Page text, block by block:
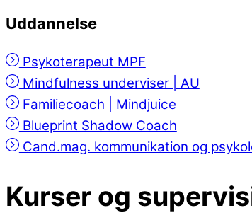
Uddannelse
Psykoterapeut MPF
Mindfulness underviser | AU
Familiecoach | Mindjuice
Blueprint Shadow Coach
Cand.mag. kommunikation og
Kurser og